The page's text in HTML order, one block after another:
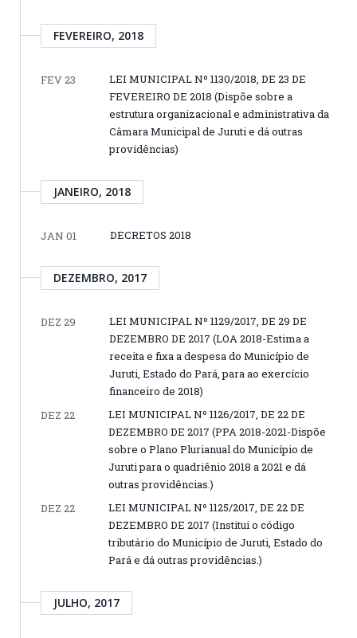
FEVEREIRO, 2018
FEV 23
LEI MUNICIPAL Nº 1130/2018, DE 23 DE
FEVEREIRO DE 2018 (Dispõe sobre a
estrutura organizacional e administrativa da
Câmara Municipal de Juruti e dá outras
providências)
JANEIRO, 2018
JAN 01 DECRETOS 2018
DEZEMBRO, 2017
DEZ 29
LEI MUNICIPAL Nº 1129/2017, DE 29 DE
DEZEMBRO DE 2017 (LOA 2018-Estima a
receita e fixa a despesa do Município de
Juruti, Estado do Pará, para ao exercício
financeiro de 2018)
DEZ 22
LEI MUNICIPAL Nº 1126/2017, DE 22 DE
DEZEMBRO DE 2017 (PPA 2018-2021-Dispõe
sobre o Plano Plurianual do Município de
Juruti para o quadriênio 2018 a 2021 e dá
outras providências.)
DEZ 22
LEI MUNICIPAL Nº 1125/2017, DE 22 DE
DEZEMBRO DE 2017 (Institui o código
tributário do Município de Juruti, Estado do
Pará e dá outras providências.)
JULHO, 2017